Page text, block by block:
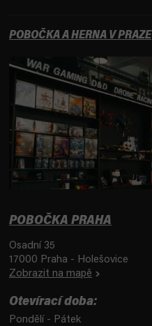
POBOČKA A HERNA V PRAZE
POBOČKA PRAHA
Osadní 35
17000 Praha - Holešovice
Zobrazit na mapě
Otevírací doba:
Pondělí - Pátek